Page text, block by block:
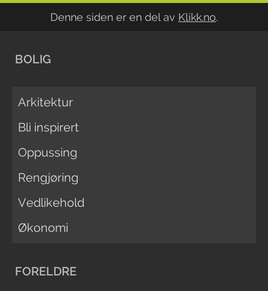
Denne siden er en del av Klikk.no.
BOLIG
Arkitektur
Bli inspirert
Oppussing
Rengjøring
Vedlikehold
Økonomi
FORELDRE